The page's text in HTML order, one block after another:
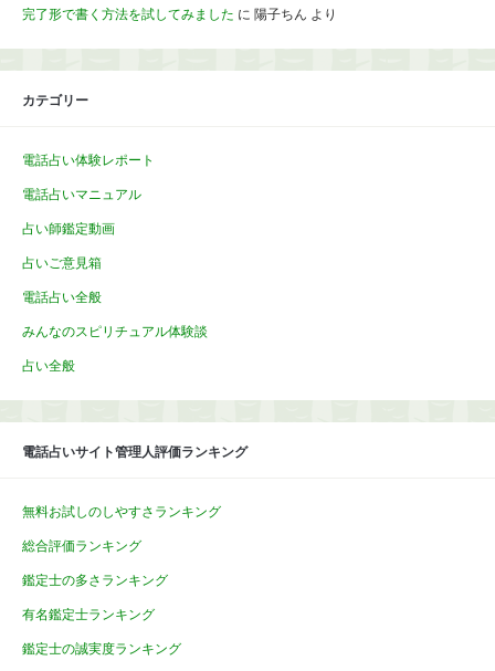
完了形で書く方法を試してみました に 陽子ちん より
カテゴリー
電話占い体験レポート
電話占いマニュアル
占い師鑑定動画
占いご意見箱
電話占い全般
みんなのスピリチュアル体験談
占い全般
電話占いサイト管理人評価ランキング
無料お試しのしやすさランキング
総合評価ランキング
鑑定士の多さランキング
有名鑑定士ランキング
鑑定士の誠実度ランキング